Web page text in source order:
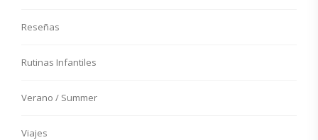
Reseñas
Rutinas Infantiles
Verano / Summer
Viajes